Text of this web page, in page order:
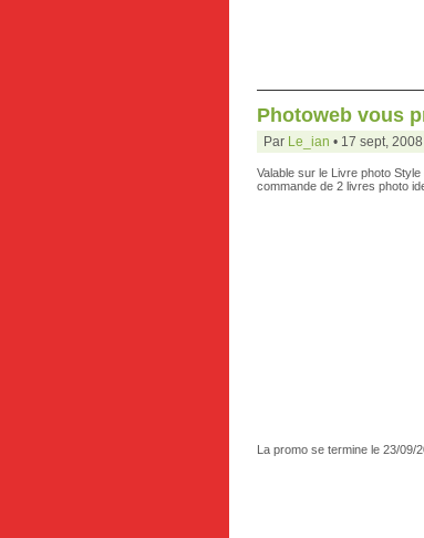
Photoweb vous
Par Le_ian • 17 sept,
Valable sur le Livre photo
commande de 2 livres photo
La promo se termine le 23/09/